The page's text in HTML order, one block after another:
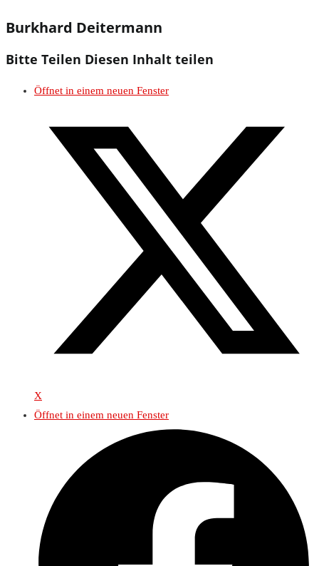
Burkhard Deitermann
Bitte Teilen Diesen Inhalt teilen
Öffnet in einem neuen Fenster
X
Öffnet in einem neuen Fenster